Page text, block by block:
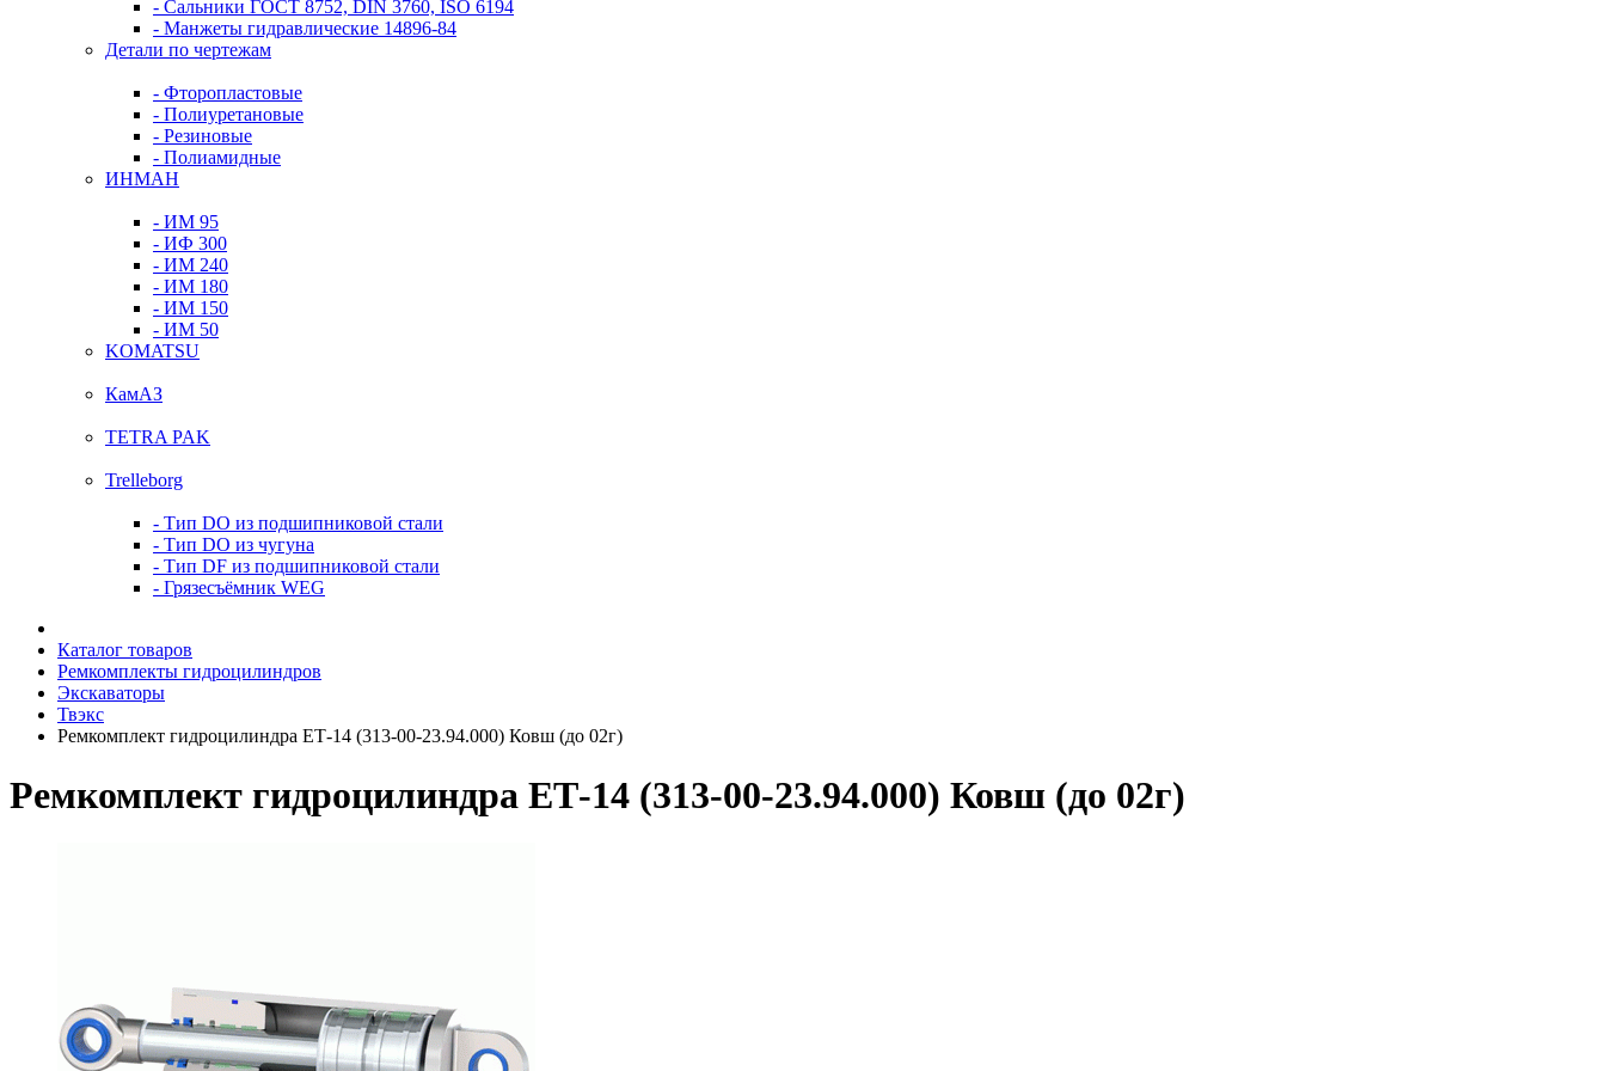
- Сальники ГОСТ 8752, DIN 3760, ISO 6194
- Манжеты гидравлические 14896-84
Детали по чертежам
- Фторопластовые
- Полиуретановые
- Резиновые
- Полиамидные
ИНМАН
- ИМ 95
- ИФ 300
- ИМ 240
- ИМ 180
- ИМ 150
- ИМ 50
KOMATSU
КамАЗ
TETRA PAK
Trelleborg
- Тип DO из подшипниковой стали
- Тип DO из чугуна
- Тип DF из подшипниковой стали
- Грязесъёмник WEG
Каталог товаров
Ремкомплекты гидроцилиндров
Экскаваторы
Твэкс
Ремкомплект гидроцилиндра ЕТ-14 (313-00-23.94.000) Ковш (до 02г)
Ремкомплект гидроцилиндра ЕТ-14 (313-00-23.94.000) Ковш (до 02г)